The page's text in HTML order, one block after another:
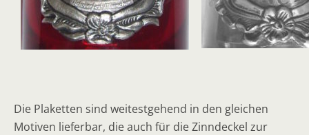
Die Plaketten sind weitestgehend in den gleichen
Motiven lieferbar, die auch für die Zinndeckel zur